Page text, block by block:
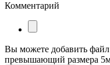
Комментарий
Вы можете добавить
превышающий размера